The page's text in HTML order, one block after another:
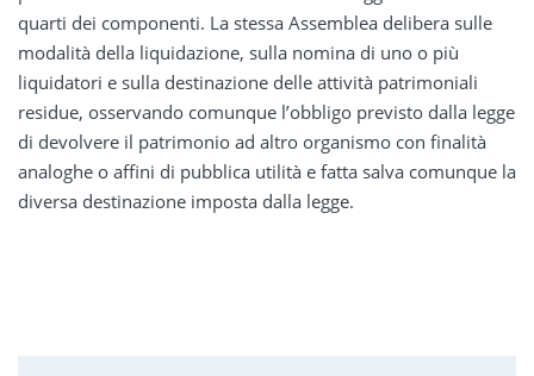
quarti dei componenti. La stessa Assemblea delibera sulle
modalità della liquidazione, sulla nomina di uno o più
liquidatori e sulla destinazione delle attività patrimoniali
residue, osservando comunque l’obbligo previsto dalla legge
di devolvere il patrimonio ad altro organismo con finalità
analoghe o affini di pubblica utilità e fatta salva comunque la
diversa destinazione imposta dalla legge.